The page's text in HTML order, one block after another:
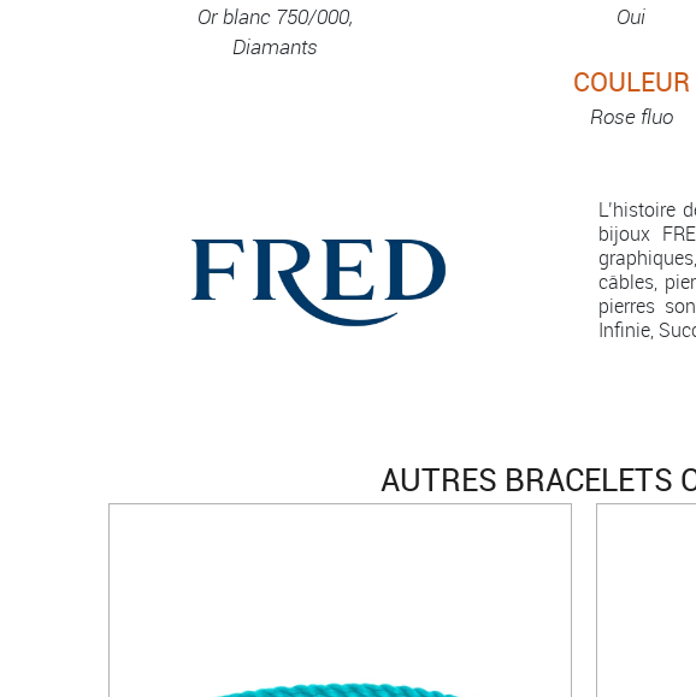
Or blanc 750/000,
Diamants
Oui
COULEUR
Rose fluo
L’histoire
bijoux
câbles,
pierres
Infinie,
AUTRES BRACELETS